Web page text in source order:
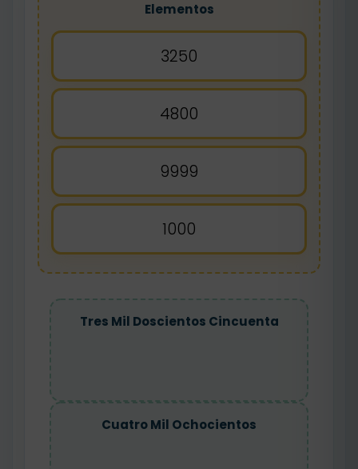
Elementos
3250
4800
9999
1000
Tres Mil Doscientos Cincuenta
Cuatro Mil Ochocientos